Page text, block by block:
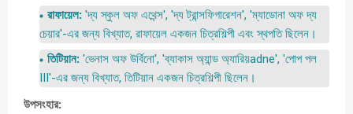
রাফায়েল: 'দ্য স্কুল অফ এথেন্স', 'দ্য ট্রান্সফিগারেশন', 'ম্যাডোনা অফ দ্য
চেয়ার'-এর জন্য বিখ্যাত, রাফায়েল একজন চিত্রশিল্পী এবং স্থপতি ছিলেন।
তিটিয়ান: 'ভেনাস অফ উর্বিনো', 'ব্যাকাস অ্যান্ড অ্যারিয়adne', 'পোপ পল
III'-এর জন্য বিখ্যাত, তিটিয়ান একজন চিত্রশিল্পী ছিলেন।
উপসংহার: